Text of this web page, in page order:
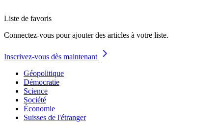
Liste de favoris
Connectez-vous pour ajouter des articles à votre liste.
Inscrivez-vous dès maintenant
Géopolitique
Démocratie
Science
Société
Économie
Suisses de l'étranger